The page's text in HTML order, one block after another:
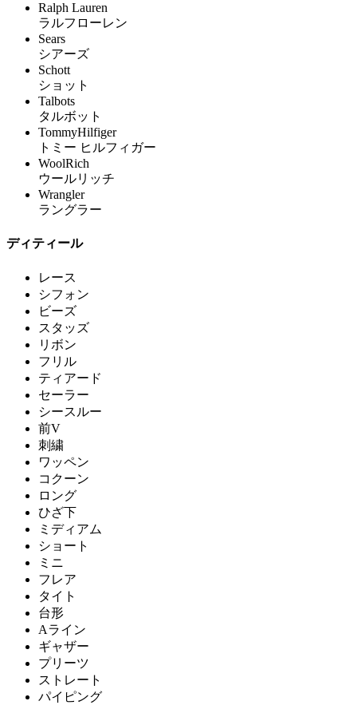
Ralph Lauren
ラルフローレン
Sears
シアーズ
Schott
ショット
Talbots
タルボット
TommyHilfiger
トミー ヒルフィガー
WoolRich
ウールリッチ
Wrangler
ラングラー
ディティール
レース
シフォン
ビーズ
スタッズ
リボン
フリル
ティアード
セーラー
シースルー
前V
刺繍
ワッペン
コクーン
ロング
ひざ下
ミディアム
ショート
ミニ
フレア
タイト
台形
Aライン
ギャザー
プリーツ
ストレート
パイピング